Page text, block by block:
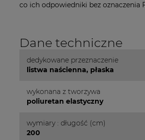
co ich odpowiedniki bez oznaczenia
Dane techniczne
dedykowane przeznaczenie
listwa naścienna, płaska
wykonana z tworzywa
poliuretan elastyczny
wymiary : długość (cm)
200